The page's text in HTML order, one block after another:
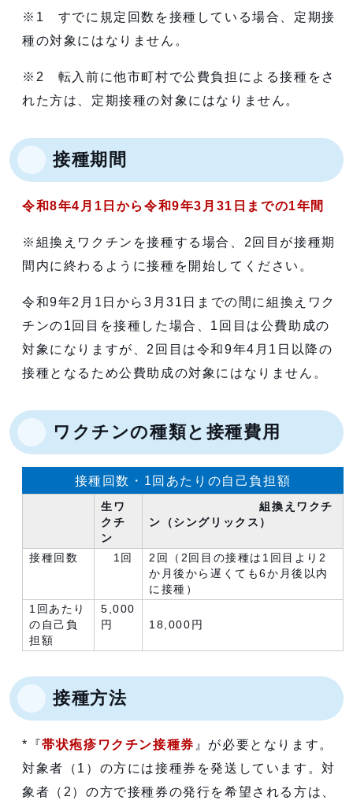
※1 すでに規定回数を接種している場合、定期接
種の対象にはなりません。
※2 転入前に他市町村で公費負担による接種をさ
れた方は、定期接種の対象にはなりません。
接種期間
令和8年4月1日から令和9年3月31日までの1年間
※組換えワクチンを接種する場合、2回目が接種期
間内に終わるように接種を開始してください。
令和9年2月1日から3月31日までの間に組換えワク
チンの1回目を接種した場合、1回目は公費助成の
対象になりますが、2回目は令和9年4月1日以降の
接種となるため公費助成の対象にはなりません。
ワクチンの種類と接種費用
接種回数・1回あたりの自己負担額
生ワ
クチ
ン
組換えワクチ
ン（シングリックス）
接種回数 1回
2回（2回目の接種は1回目より2
か月後から遅くても6か月後以内
に接種）
1回あたり
の自己負
担額
5,000
円
18,000円
接種方法
*『帯状疱疹ワクチン接種券 』が必要となります。
対象者（1）の方には接種券を発送しています。対
象者（2）の方で接種券の発行を希望される方は、